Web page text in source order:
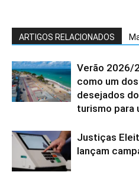
ARTIGOS RELACIONADOS
Verão 2026/
como um
desejados
turismo para
Justiças
lançam